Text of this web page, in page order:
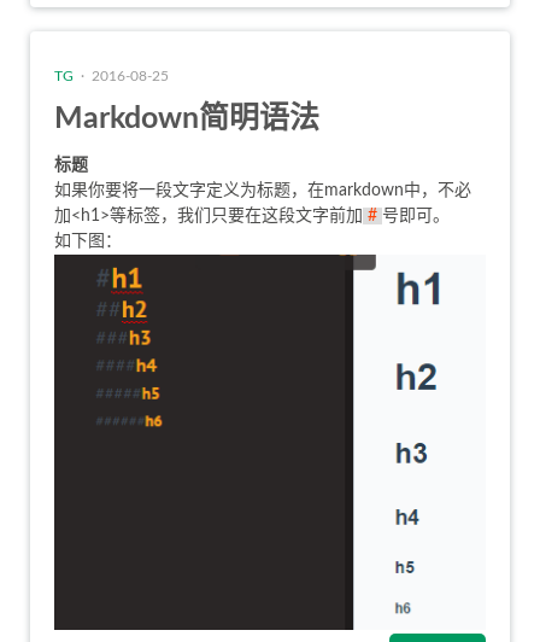
TG · 2016-08-25
Markdown简明语法
标题
如果你要将一段文字定义为标题，在markdown中，不必
加<h1>等标签，我们只要在这段文字前加
# 号即可。
如下图：